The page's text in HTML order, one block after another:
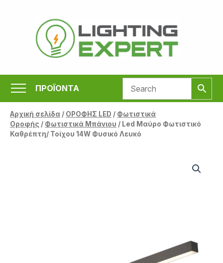
περιεχόμενο
ΠΡΟΪΟΝΤΑ
Αρχική σελίδα/ ΟΡΟΦΗΣ LED / Φωτιστικά
Οροφής / Φωτιστικά Μπάνιου / Led Μαύρο Φωτιστικό
Καθρέπτη/ Τοίχου 14W Φυσικό Λευκό